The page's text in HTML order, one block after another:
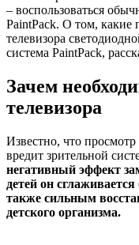
– воспользоваться
PaintPack. О том, какие
телевизора
система PaintPack,
Зачем
телевизора
Известно, что
вредит зрительной
негативный эффект
детей он
также сильным
детского организма.